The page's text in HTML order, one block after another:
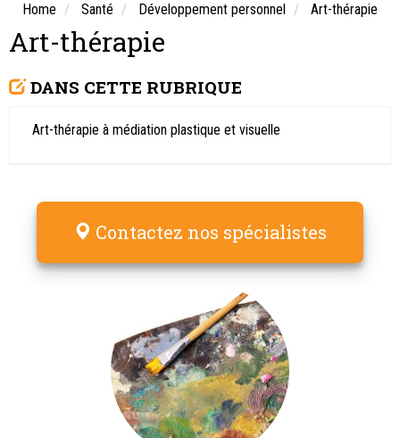
Home Santé Développement personnel Art-thérapie
Art-thérapie
DANS CETTE RUBRIQUE
Art-thérapie à médiation plastique et visuelle
Contactez nos spécialistes